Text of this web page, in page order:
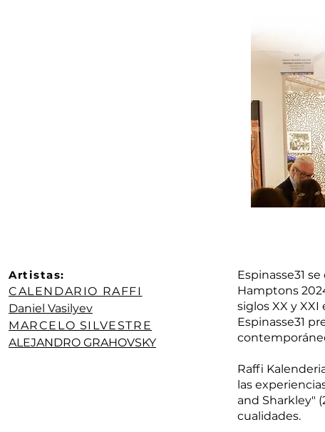
Artistas:
CALENDARIO RAFFI
Daniel Vasilyev
MARCELO SILVESTRE
ALEJANDRO GRAHOVSKY
Espinasse31
Hamptons
siglos XX y
Espinasse31
Raffi
las
and Sharkley"
cualidades.